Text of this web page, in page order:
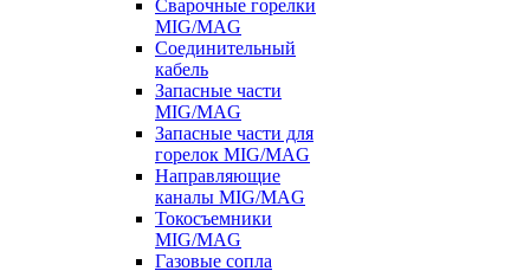
Сварочные горелки
MIG/MAG
Соединительный
кабель
Запасные части
MIG/MAG
Запасные части для
горелок MIG/MAG
Направляющие
каналы MIG/MAG
Токосъемники
MIG/MAG
Газовые сопла